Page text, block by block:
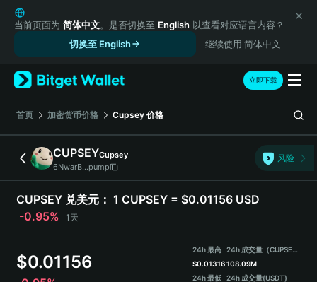
English
日本語
Русский
Español (Latinoamérica)
Türkçe
Italiano
Deutsch
简体中文
繁體中文
Português (Portugal)
Bahasa Indonesia
Español
当前页面为 简体中文。是否切换至 English 以查看对应语言内容？
切换至 English
继续使用 简体中文
立即下载
首页 加密货币价格 Cupsey 价格
CUPSEYCupsey
6NwarB...pump
风险
CUPSEY 兑美元： 1 CUPSEY = $0.01156 USD
-0.95%
1天
$0.01156
24h 最高
$0.01316
24h 最低
24h 成交量（CUPSEY）
108.09M
24h 成交量(USDT)